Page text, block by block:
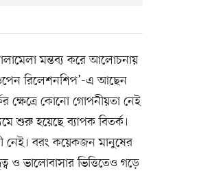
মন্তব্য করে আলোচনায়
রিলেশনশিপ’-এ আছেন
ক্ষেত্রে কোনো গোপনীয়তা নেই
শুরু হয়েছে ব্যাপক বিতর্ক।
নেই। বরং কয়েকজন মানুষের
ও ভালোবাসার ভিত্তিতেও গড়ে